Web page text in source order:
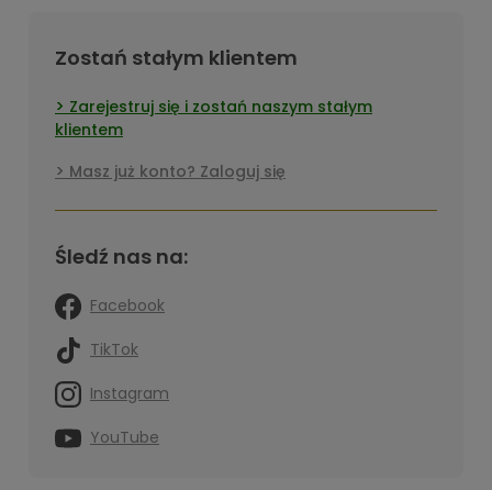
Zostań stałym klientem
Zarejestruj się i zostań naszym stałym
klientem
Masz już konto? Zaloguj się
Śledź nas na:
Facebook
TikTok
Instagram
YouTube